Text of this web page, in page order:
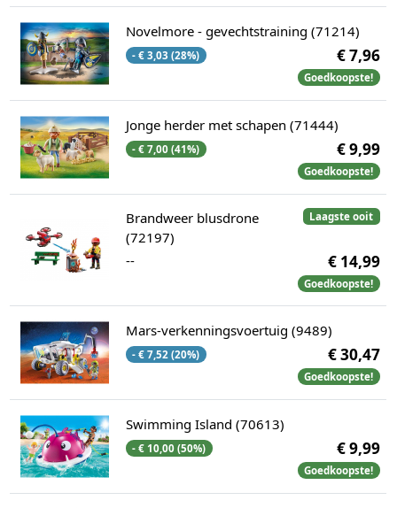
Novelmore - gevechtstraining (71214)
- € 3,03 (28%) € 7,96
Goedkoopste!
Jonge herder met schapen (71444)
- € 7,00 (41%) € 9,99
Goedkoopste!
Laagste ooit
Brandweer blusdrone
(72197)
--
€ 14,99
Goedkoopste!
Mars-verkenningsvoertuig (9489)
- € 7,52 (20%) € 30,47
Goedkoopste!
Swimming Island (70613)
- € 10,00 (50%) € 9,99
Goedkoopste!